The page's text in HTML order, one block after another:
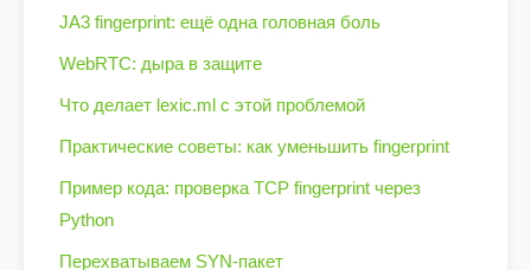
JA3 fingerprint: ещё одна головная боль
WebRTC: дыра в защите
Что делает lexic.ml с этой проблемой
Практические советы: как уменьшить fingerprint
Пример кода: проверка TCP fingerprint через
Python
Перехватываем SYN-пакет